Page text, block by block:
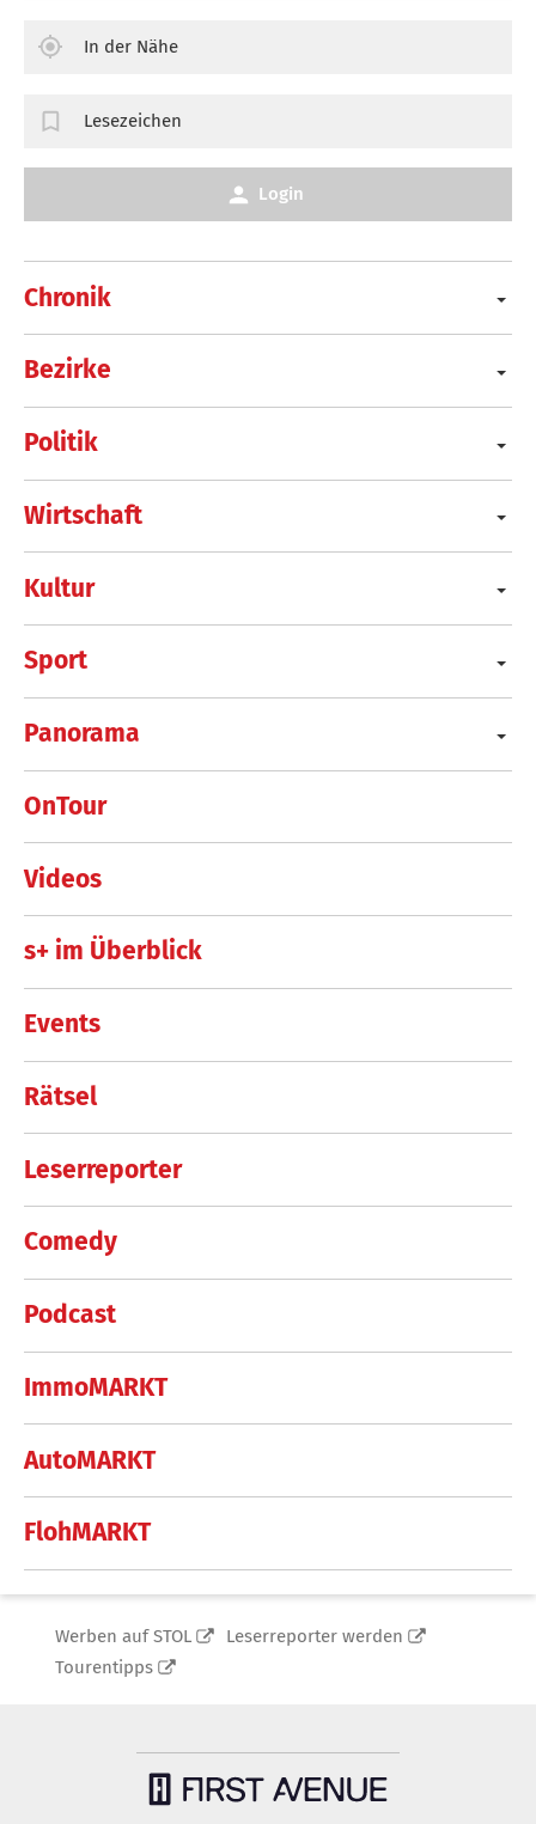
Chronik
Bezirke
Politik
Wirtschaft
Kultur
Sport
Panorama
OnTour
Videos
s+ im Überblick
Events
Rätsel
Leserreporter
Comedy
Podcast
ImmoMARKT
AutoMARKT
FlohMARKT
In der Nähe
Lesezeichen
Login
Werben auf STOL
Leserreporter werden
Tourentipps